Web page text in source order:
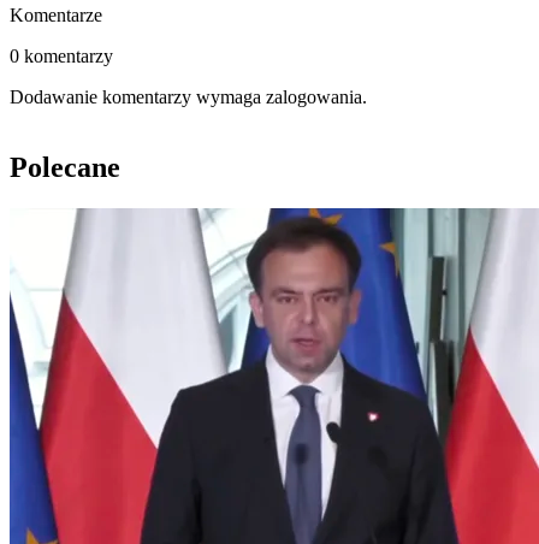
Komentarze
0 komentarzy
Dodawanie komentarzy wymaga zalogowania.
Polecane